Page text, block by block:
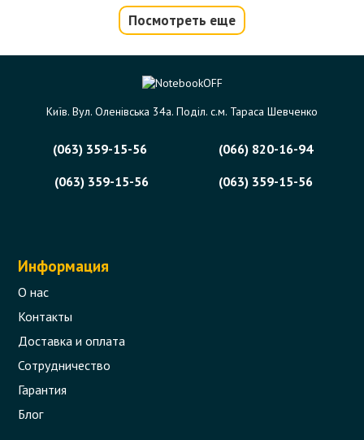
Разъем питания для ноутбуков Lenovo
G500, G505
Код товара - 08698
0 отзыва
202 грн.
Сообщить,
Посмотреть еще
Київ. Вул. Оленівська 34а. Поділ. с.м. Тараса Шевченко
(063) 359-15-56
(066) 820-16-94
(063) 359-15-56
(063) 359-15-56
Информация
О нас
Контакты
Доставка и оплата
Сотрудничество
Гарантия
Блог